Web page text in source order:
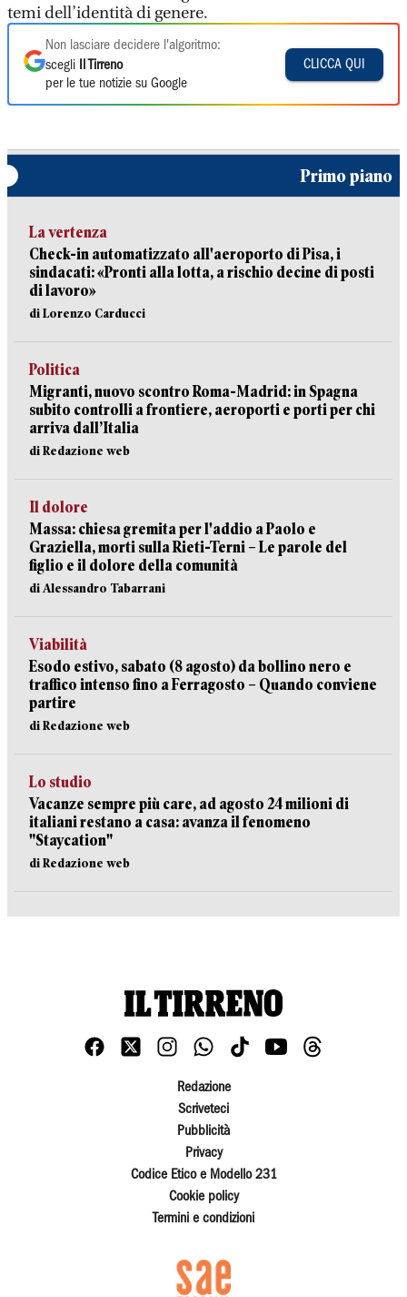
temi dell’identità di genere.
Non lasciare decidere l'algoritmo:
scegli
Il Tirreno
per le tue notizie su Google
CLICCA QUI
Primo piano
La vertenza
Check-in automatizzato all'aeroporto di Pisa, i
sindacati: «Pronti alla lotta, a rischio decine di posti
di lavoro»
di Lorenzo Carducci
Politica
Migranti, nuovo scontro Roma-Madrid: in Spagna
subito controlli a frontiere, aeroporti e porti per chi
arriva dall’Italia
di Redazione web
Il dolore
Massa: chiesa gremita per l'addio a Paolo e
Graziella, morti sulla Rieti-Terni – Le parole del
figlio e il dolore della comunità
di Alessandro Tabarrani
Viabilità
Esodo estivo, sabato (8 agosto) da bollino nero e
traffico intenso fino a Ferragosto – Quando conviene
partire
di Redazione web
Lo studio
Vacanze sempre più care, ad agosto 24 milioni di
italiani restano a casa: avanza il fenomeno
"Staycation"
di Redazione web
Redazione
Scriveteci
Pubblicità
Privacy
Codice Etico e Modello 231
Cookie policy
Termini e condizioni